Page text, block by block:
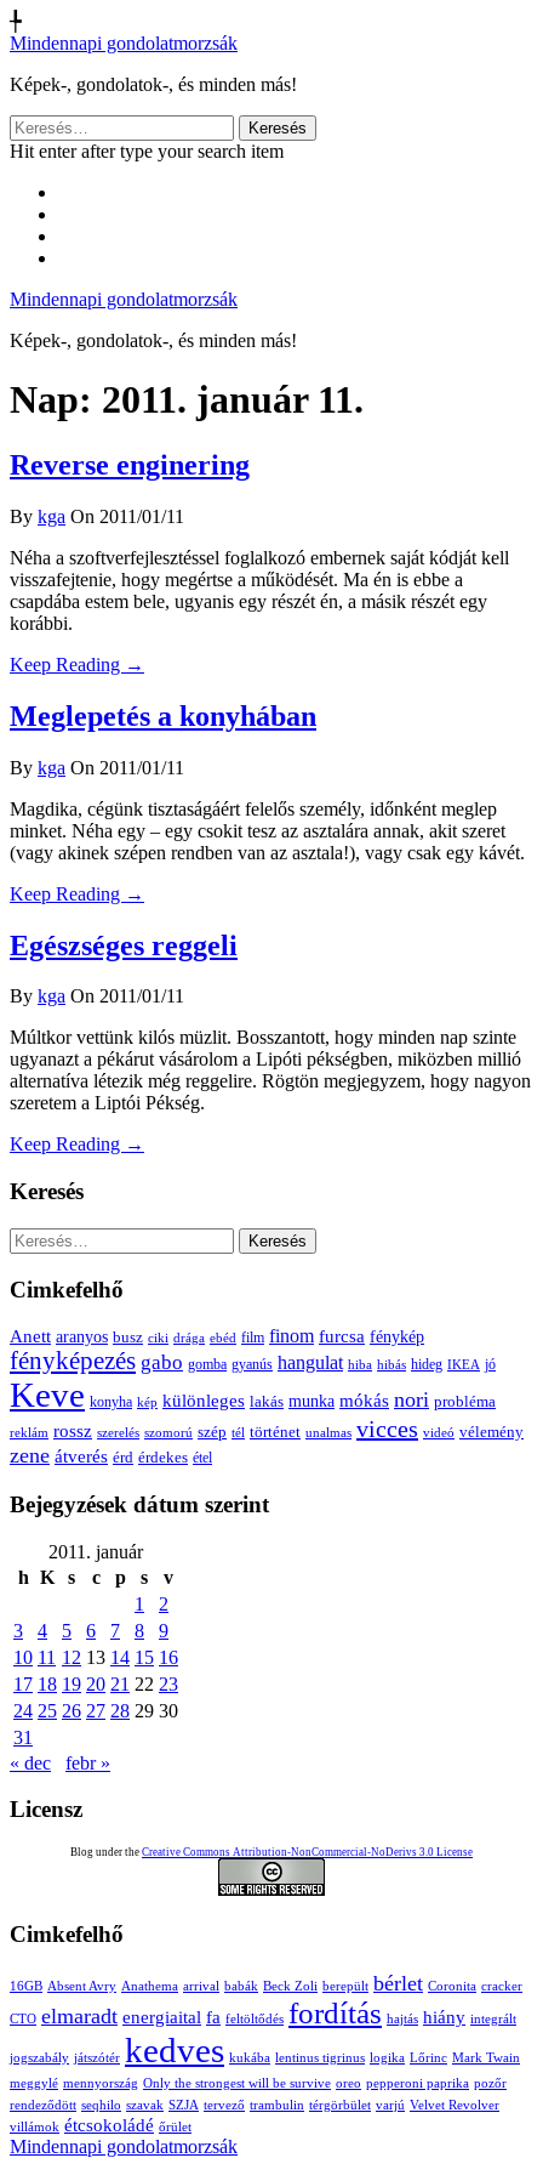
╄
Mindennapi gondolatmorzsák
Képek-, gondolatok-, és minden más!
Keresés:
Hit enter after type your search item
Mindennapi gondolatmorzsák
Képek-, gondolatok-, és minden más!
Nap: 2011. január 11.
Reverse enginering
By kga On 2011/01/11
Néha a szoftverfejlesztéssel foglalkozó embernek saját kódját kell
visszafejtenie, hogy megértse a működését. Ma én is ebbe a
csapdába estem bele, ugyanis egy részét én, a másik részét egy
korábbi.
Keep Reading →
Meglepetés a konyhában
By kga On 2011/01/11
Magdika, cégünk tisztaságáért felelős személy, időnként meglep
minket. Néha egy – egy csokit tesz az asztalára annak, akit szeret
(vagy akinek szépen rendben van az asztala!), vagy csak egy kávét.
Keep Reading →
Egészséges reggeli
By kga On 2011/01/11
Múltkor vettünk kilós müzlit. Bosszantott, hogy minden nap szinte
ugyanazt a pékárut vásárolom a Lipóti pékségben, miközben millió
alternatíva létezik még reggelire. Rögtön megjegyzem, hogy nagyon
szeretem a Liptói Pékség.
Keep Reading →
Keresés
Keresés:
Cimkefelhő
Anett aranyos busz ciki drága ebéd film finom furcsa fénykép
fényképezés gabo gomba gyanús hangulat hiba hibás hideg IKEA jó
Keve konyha kép különleges lakás munka mókás nori probléma
reklám rossz szerelés szomorú szép tél történet unalmas vicces videó vélemény
zene átverés érd érdekes étel
Bejegyzések dátum szerint
2011. január
h K s c p s
v
1
2
3
4 5 6 7 8
9
10 11 12 13 14 15 16
17 18 19 20 21 22 23
24 25 26 27 28 29 30
31
« dec
febr »
Licensz
Blog under the Creative Commons Attribution-NonCommercial-NoDerivs 3.0 License
Cimkefelhő
16GB Absent Avry Anathema arrival babák Beck Zoli berepült bérlet Coronita cracker
CTO elmaradt energiaital fa feltöltődés fordítás hajtás hiány integrált
jogszabály játszótér kedves kukába lentinus tigrinus logika Lőrinc Mark Twain
meggylé mennyország Only the strongest will be survive oreo pepperoni paprika pozőr
rendeződött seqhilo szavak SZJA tervező trambulin térgörbület varjú Velvet Revolver
villámok étcsokoládé őrület
Mindennapi gondolatmorzsák